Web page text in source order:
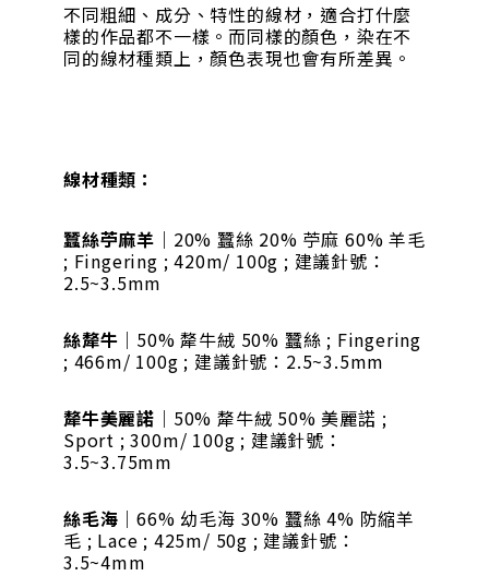
不同粗細、成分、特性的線材，適合打什麼
樣的作品都不一樣。而同樣的顏色，染在不
同的線材種類上，顏色表現也會有所差異。
線材種類：
蠶絲苧麻羊 ｜20% 蠶絲 20% 苧麻 60% 羊毛
; Fingering ; 420m/ 100g ; 建議針號：
2.5~3.5mm
絲犛牛 ｜50% 犛牛絨 50% 蠶絲 ; Fingering
; 466m/ 100g ; 建議針號：2.5~3.5mm
犛牛美麗諾 ｜50% 犛牛絨 50% 美麗諾 ;
Sport ; 300m/ 100g ; 建議針號：
3.5~3.75mm
絲毛海 ｜66% 幼毛海 30% 蠶絲 4% 防縮羊
毛 ; Lace ; 425m/ 50g ; 建議針號：
3.5~4mm